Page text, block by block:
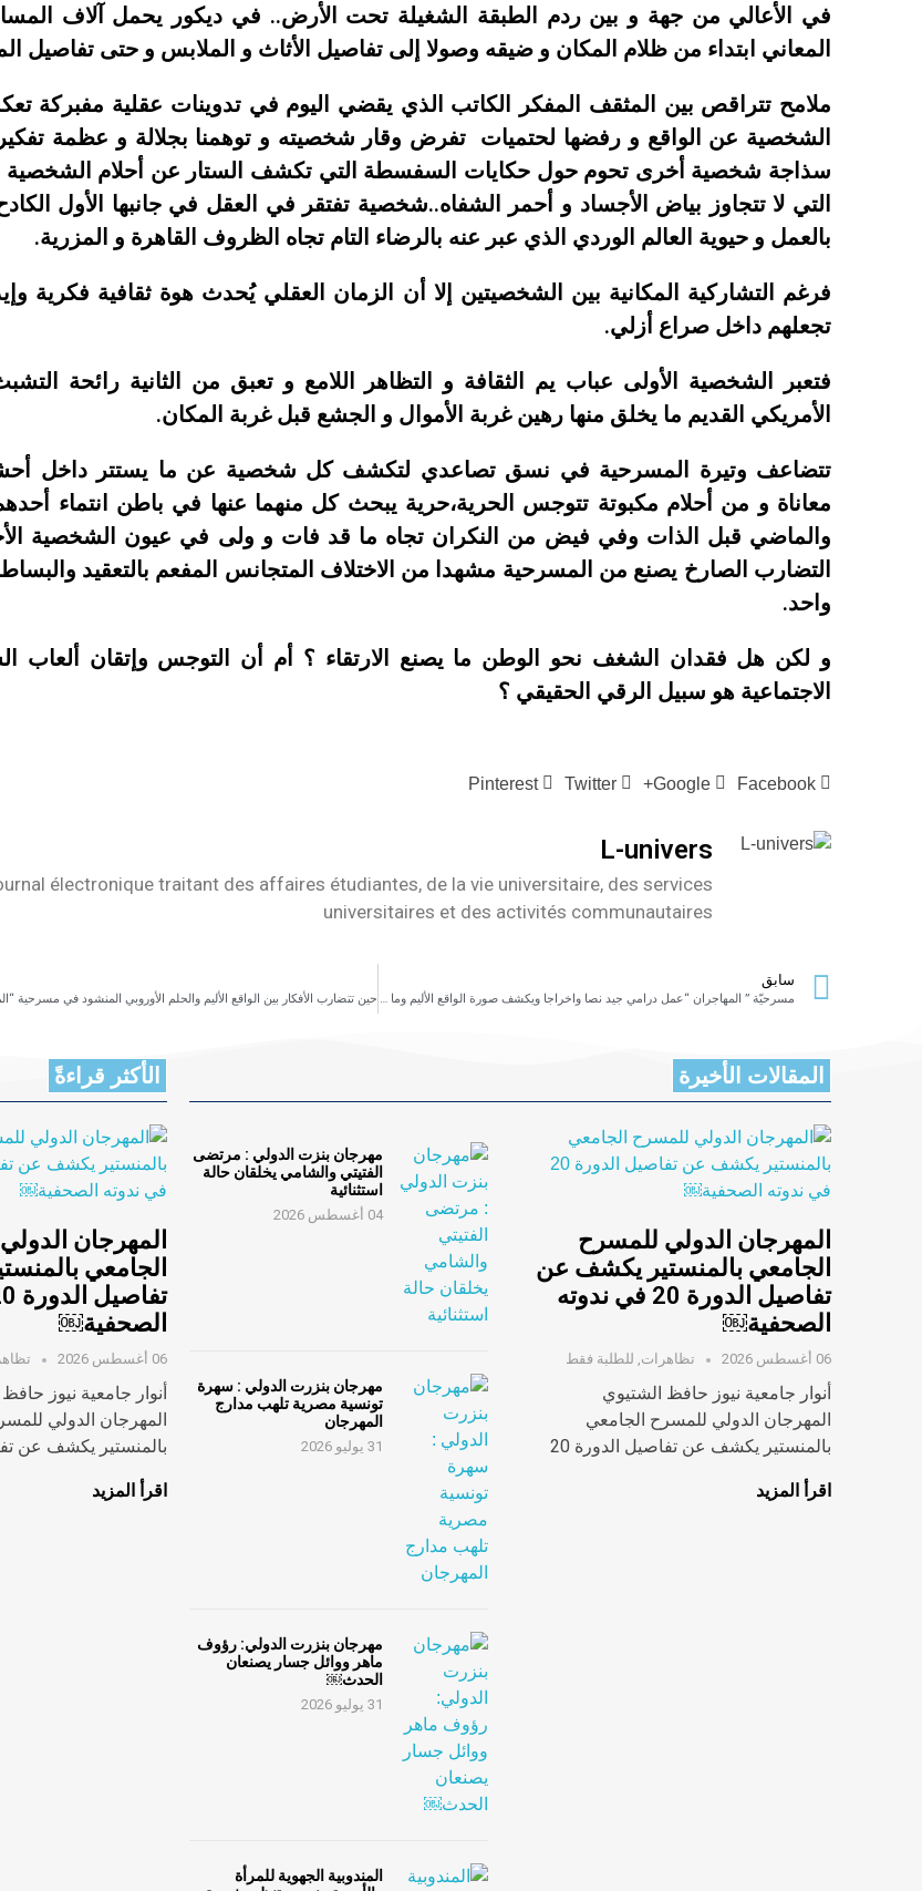
في الأعالي من جهة و بين ردم الطبقة الشغيلة تحت الأرض.. في ديكور يحمل آلاف
المعاني ابتداء من ظلام المكان و ضيقه وصولا إلى تفاصيل الأثاث و الملابس و حتى تفاصيل
ملامح تتراقص بين المثقف المفكر الكاتب الذي يقضي اليوم في تدوينات عقلية مفبركة
الشخصية عن الواقع و رفضها لحتميات تفرض وقار شخصيته و توهمنا بجلالة و عظمة
سذاجة شخصية أخرى تحوم حول حكايات السفسطة التي تكشف الستار عن أحلام الشخصية
التي لا تتجاوز بياض الأجساد و أحمر الشفاه..شخصية تفتقر في العقل في جانبها الأول
بالعمل و حيوية العالم الوردي الذي عبر عنه بالرضاء التام تجاه الظروف القاهرة و المزرية.
فرغم التشاركية المكانية بين الشخصيتين إلا أن الزمان العقلي يُحدث هوة ثقافية فكرية
تجعلهم داخل صراع أزلي.
فتعبر الشخصية الأولى عباب يم الثقافة و التظاهر اللامع و تعبق من الثانية رائحة
الأمريكي القديم ما يخلق منها رهين غربة الأموال و الجشع قبل غربة المكان.
تتضاعف وتيرة المسرحية في نسق تصاعدي لتكشف كل شخصية عن ما يستتر داخل
معاناة و من أحلام مكبوتة تتوجس الحرية،حرية يبحث كل منهما عنها في باطن انتماء
والماضي قبل الذات وفي فيض من النكران تجاه ما قد فات و ولى في عيون الشخصية
التضارب الصارخ يصنع من المسرحية مشهدا من الاختلاف المتجانس المفعم بالتعقيد
واحد.
و لكن هل فقدان الشغف نحو الوطن ما يصنع الارتقاء ؟ أم أن التوجس وإتقان ألعاب
الاجتماعية هو سبيل الرقي الحقيقي ؟
Facebook
Google+
Twitter
Pinterest
L-univers
électronique traitant des affaires étudiantes, de la vie universitaire, des services
universitaires et des activités communautaires
سابق
مسرحيّة ” المهاجران “عمل درامي جيد نصا واخراجا ويكشف صورة الواقع الأليم وما نحن عليه الآن￼
المقالات الأخيرة
المهرجان الدولي للمسرح
الجامعي بالمنستير يكشف عن
تفاصيل الدورة 20 في ندوته
الصحفية￼
06 أغسطس 2026 تظاهرات, للطلبة فقط
أنوار جامعية نيوز حافظ الشتيوي
المهرجان الدولي للمسرح الجامعي
بالمنستير يكشف عن تفاصيل الدورة 20
اقرأ المزيد
مهرجان بنزت الدولي : مرتضى
الفتيتي والشامي يخلقان حالة
استثنائية
04 أغسطس 2026
مهرجان بنزرت الدولي : سهرة
تونسية مصرية تلهب مدارج
المهرجان
31 يوليو 2026
مهرجان بنزرت الدولي: رؤوف
ماهر ووائل جسار يصنعان
الحدث￼
31 يوليو 2026
المندوبية الجهوية للمرأة
الأكثر قراءةً
المهرجان
الجامعي
الصحفية￼
06 أغسطس 2026
أنوار جامعية نيوز
المهرجان الدولي
بالمنستير يكشف عن
اقرأ المزيد